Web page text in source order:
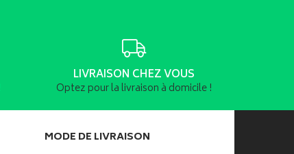
LIVRAISON CHEZ VOUS
Optez pour la livraison à domicile !
MODE DE LIVRAISON